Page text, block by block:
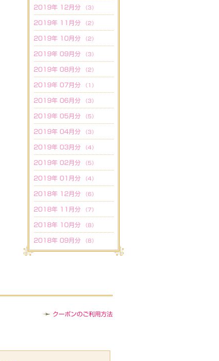
2019年 12月分 （3）
2019年 11月分 （2）
2019年 10月分 （2）
2019年 09月分 （3）
2019年 08月分 （2）
2019年 07月分 （1）
2019年 06月分 （3）
2019年 05月分 （5）
2019年 04月分 （3）
2019年 03月分 （4）
2019年 02月分 （5）
2019年 01月分 （4）
2018年 12月分 （6）
2018年 11月分 （7）
2018年 10月分 （8）
2018年 09月分 （8）
クーポンのご利用方法